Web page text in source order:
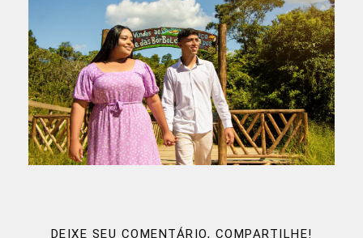
DEIXE SEU COMENTÁRIO, COMPARTILHE!